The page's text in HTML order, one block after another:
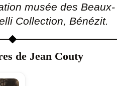
musée des Beaux-
Collection, Bénézit.
de Jean Couty